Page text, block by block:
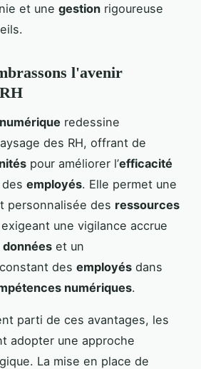
et une gestion rigoureuse
l'avenir
redessine
des RH, offrant de
pour améliorer l’efficacité
des employés. Elle permet une
personnalisée des ressources
une vigilance accrue
et un
des employés dans
numériques.
parti de ces avantages, les
adopter une approche
La mise en place de